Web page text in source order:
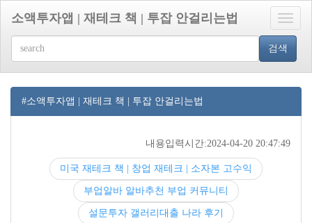
Toggle
소액투자앱 | 재테크 책 | 투잡 안걸리는법
검색
#소액투자앱 | 재테크 책 | 투잡 안걸리는법
내용입력시간:2024-04-20 20:47:49
미국 재테크 책 | 창업 재테크 | 소자본 고수익
부업알바 알바추천 부업 커뮤니티
설문투자 갤러리대출 나라 후기